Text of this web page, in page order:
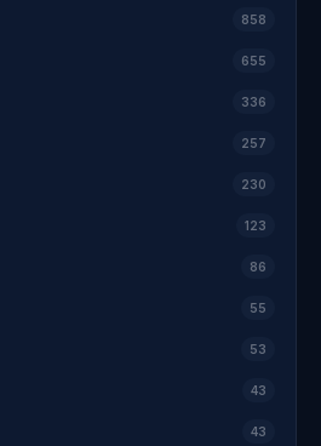
858
655
336
257
230
123
86
55
53
43
43